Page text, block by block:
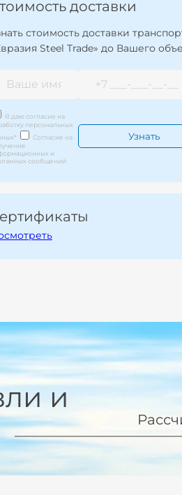
доставки
стоимость доставки
Steel Trade» до Вашего
Я даю согласие на
персональных
*
Согласие на
и
сообщений
и